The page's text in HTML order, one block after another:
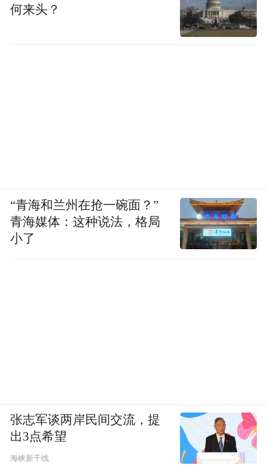
何来头？
“青海和兰州在抢一碗面？”
青海媒体：这种说法，格局
小了
张志军谈两岸民间交流，提
出3点希望
海峡新干线